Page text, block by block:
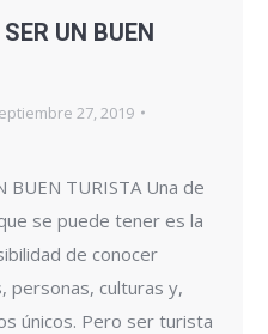
UN BUEN
27, 2019
BUEN TURISTA Una de
se puede tener es la
de conocer
personas, culturas y,
únicos. Pero ser turista